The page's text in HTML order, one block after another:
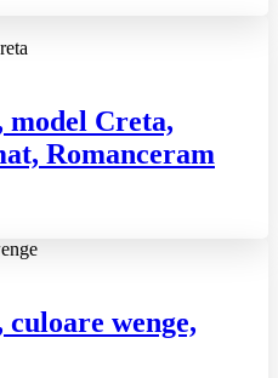
model Creta,
Romanceram
culoare wenge,